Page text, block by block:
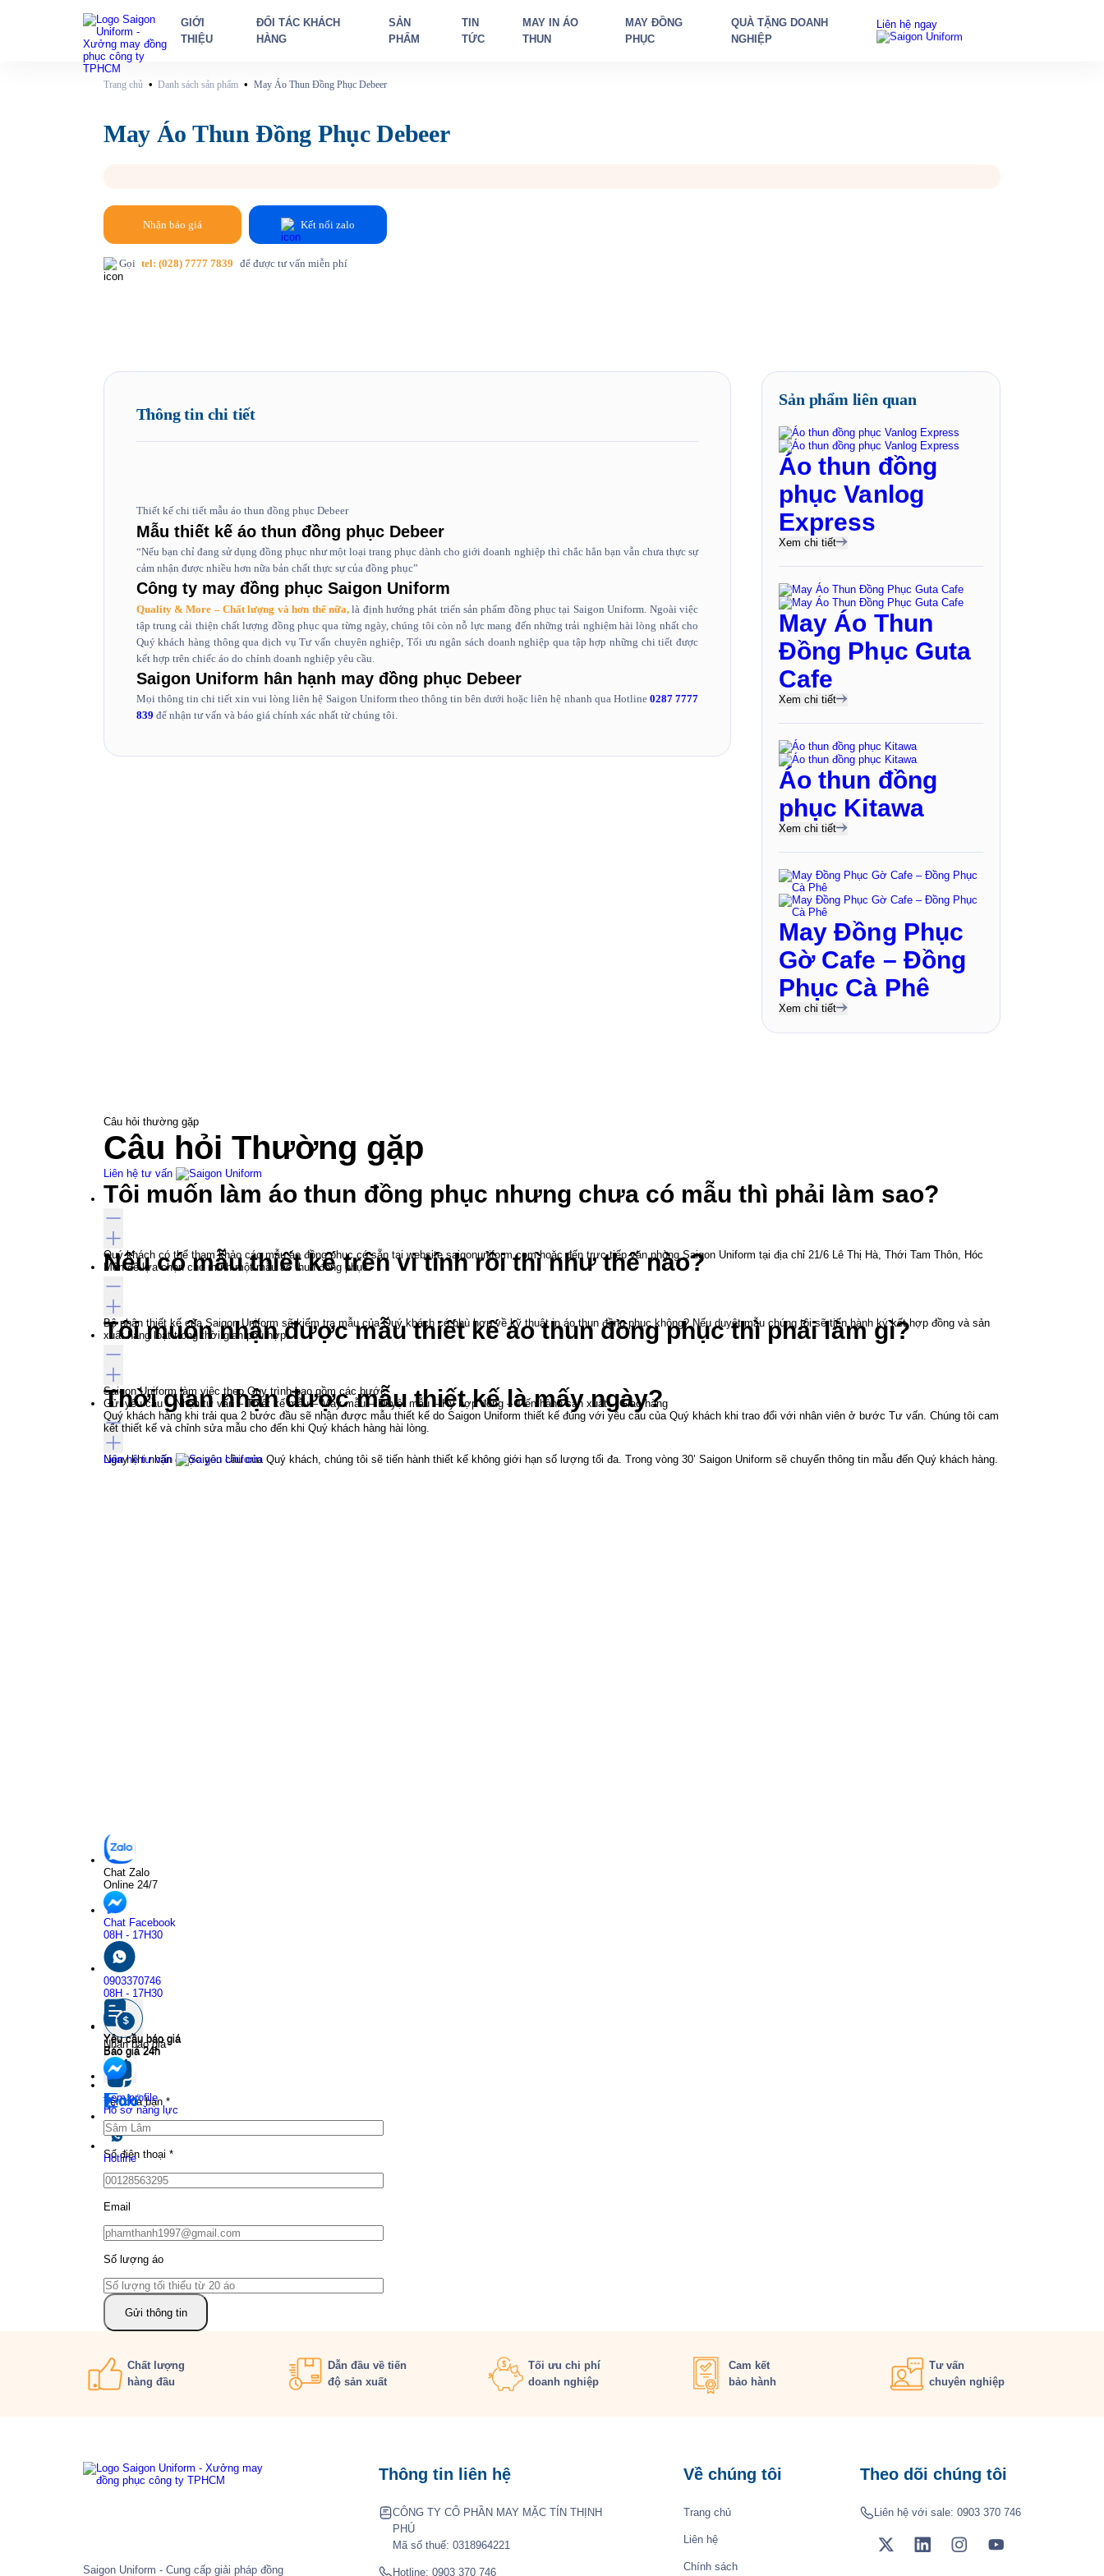
GIỚI
THIỆU
ĐỐI TÁC KHÁCH
HÀNG
SẢN
PHẨM
TIN
TỨC
MAY IN ÁO
THUN
MAY ĐỒNG
PHỤC
QUÀ TẶNG DOANH
NGHIỆP
Liên hệ ngay
Trang chủ • Danh sách sản phẩm • May Áo Thun Đồng Phục Debeer
May Áo Thun Đồng Phục Debeer
Nhận báo giá Kết nối zalo
Gọi tel: (028) 7777 7839 để được tư vấn miễn phí
Thông tin chi tiết
Thiết kế chi tiết mẫu áo thun đồng phục Debeer
Mẫu thiết kế áo thun đồng phục Debeer
“Nếu bạn chỉ đang sử dụng đồng phục như một loại trang phục dành cho giới doanh nghiệp thì chắc hẳn bạn vẫn chưa thực sự
cảm nhận được nhiều hơn nữa bản chất thực sự của đồng phục”
Công ty may đồng phục Saigon Uniform
Quality & More – Chất lượng và hơn thế nữa,là định hướng phát triển sản phẩm đồng phục tại Saigon Uniform. Ngoài việc
tập trung cải thiện chất lượng đồng phục qua từng ngày, chúng tôi còn nỗ lực mang đến những trải nghiệm hài lòng nhất cho
Quý khách hàng thông qua dịch vụ Tư vấn chuyên nghiệp, Tối ưu ngân sách doanh nghiệp qua tập hợp những chi tiết được
kết hợp trên chiếc áo do chính doanh nghiệp yêu cầu.
Saigon Uniform hân hạnh may đồng phục Debeer
Mọi thông tin chi tiết xin vui lòng liên hệ Saigon Uniform theo thông tin bên dưới hoặc liên hệ nhanh qua Hotline 0287 7777
839 để nhận tư vấn và báo giá chính xác nhất từ chúng tôi.
Sản phẩm liên quan
Áo thun đồng
phục Vanlog
Express
Xem chi tiết
May Áo Thun
Đồng Phục Guta
Cafe
Xem chi tiết
Áo thun đồng
phục Kitawa
Xem chi tiết
May Đồng Phục
Gờ Cafe – Đồng
Phục Cà Phê
Xem chi tiết
Câu hỏi thường gặp
Câu hỏi Thường gặp
Liên hệ tư vấn
Tôi muốn làm áo thun đồng phục nhưng chưa có mẫu thì phải làm sao?
Quý khách có thể tham khảo các mẫu áo đồng phục có sẵn tại website saigonuniform.com hoặc đến trực tiếp văn phòng Saigon Uniform tại địa chỉ 21/6 Lê Thị Hà, Thới Tam Thôn, Hóc
Môn để lựa chọn cho mình một mẫu áo thun đồng phục.
Nếu có mẫu thiết kế trên vi tính rồi thì như thế nào?
Bộ phận thiết kế của Saigon Uniform sẽ kiểm tra mẫu của Quý khách có phù hợp về kỹ thuật in áo thun đồng phục không? Nếu duyệt mẫu chúng tôi sẽ tiến hành ký kết hợp đồng và sản
xuất hàng loạt trong thời gian phù hợp.
Tôi muốn nhận được mẫu thiết kế áo thun đồng phục thì phải làm gì?
Saigon Uniform làm việc theo Quy trình bao gồm các bước:
Gửi yêu cầu – Nhận tư vấn – Thiết kế mẫu – May mẫu – Duyệt mẫu – Ký hợp đồng – Tiến hành sản xuất – Giao hàng
Quý khách hàng khi trải qua 2 bước đầu sẽ nhận được mẫu thiết kế do Saigon Uniform thiết kế đúng với yêu cầu của Quý khách khi trao đổi với nhân viên ở bước Tư vấn. Chúng tôi cam
kết thiết kế và chỉnh sửa mẫu cho đến khi Quý khách hàng hài lòng.
Thời gian nhận được mẫu thiết kế là mấy ngày?
Ngay khi nhận được yêu cầu của Quý khách, chúng tôi sẽ tiến hành thiết kế không giới hạn số lượng tối đa. Trong vòng 30’ Saigon Uniform sẽ chuyển thông tin mẫu đến Quý khách hàng.
Liên hệ tư vấn
Chat Zalo
Online 24/7
Chat Facebook
08H - 17H30
0903370746
08H - 17H30
Yêu cầu báo giá
Báo giá 24h
Xem profile
Hồ sơ năng lực
Yêu cầu báo giá
Báo giá 24h
Hotline
Nhận báo giá
Tên của bạn *
Số điện thoại *
Email
Số lượng áo
Chất lượng
hàng đầu
Dẫn đầu về tiến
độ sản xuất
Tối ưu chi phí
doanh nghiệp
Cam kết
bảo hành
Tư vấn
chuyên nghiệp
Saigon Uniform - Cung cấp giải pháp đồng
Thông tin liên hệ
CÔNG TY CỔ PHẦN MAY MẶC TÍN THỊNH
PHÚ
Mã số thuế: 0318964221
Hotline:0903 370 746
Về chúng tôi
Trang chủ
Liên hệ
Chính sách
Theo dõi chúng tôi
Liên hệ với sale:0903 370 746